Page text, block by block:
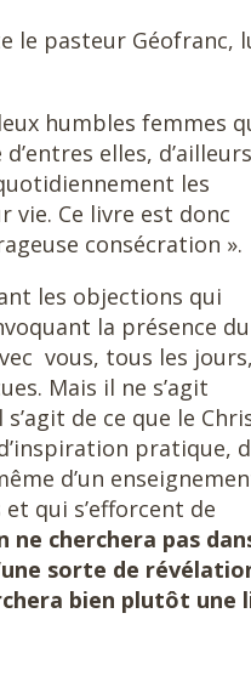
le pasteur Géofranc,
humbles femmes
elles,
les
vie. Ce livre est donc
consécration ».
les objections qui
la présence du
vous, tous les jours,
Mais il ne s’agit
de ce que le
pratique,
d’un
qui s’efforcent de
ne cherchera pas
sorte de
bien plutôt une